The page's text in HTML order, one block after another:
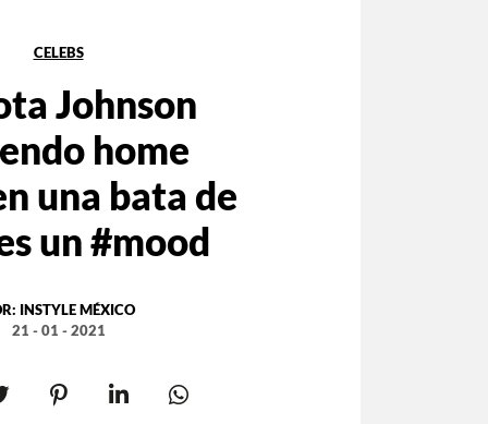
CELEBS
Johnson
home
una bata de
un #mood
INSTYLE MÉXICO
21 - 01 - 2021